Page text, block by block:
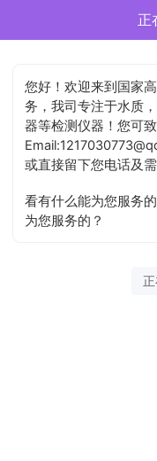
您好！欢迎来到国家
务，我司专注于水质
器等检测仪器！您可
或直接留下您电话及
看有什么能为您服务的
为您服务的？
2026-